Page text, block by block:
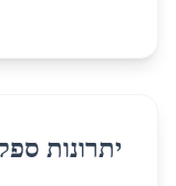
יתרונות